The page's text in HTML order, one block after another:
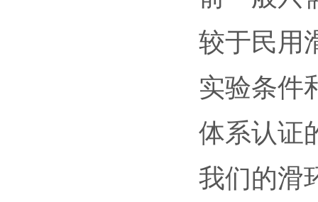
较于民用
实验条件
体系认证
我们的滑